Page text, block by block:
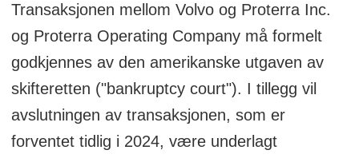
Transaksjonen mellom Volvo og Proterra Inc.
og Proterra Operating Company må formelt
godkjennes av den amerikanske utgaven av
skifteretten ("bankruptcy court"). I tillegg vil
avslutningen av transaksjonen, som er
forventet tidlig i 2024, være underlagt